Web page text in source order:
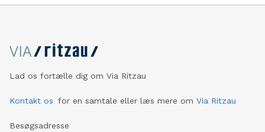
Lad os fortælle dig om Via Ritzau
Kontakt os for en samtale eller læs mere om Via Ritzau
Besøgsadresse